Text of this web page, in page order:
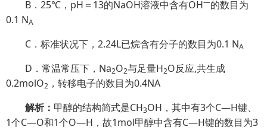
B．25℃，pH＝13的NaOH溶液中含有OH—的数目为
0.1 NA
C．标准状况下，2.24L已烷含有分子的数目为0.1 NA
D．常温常压下，Na2O2与足量H2O反应,共生成
0.2molO2 ，转移电子的数目为0.4NA
解析： 甲醇的结构简式是CH3OH，其中有3个C—H键、
1个C—O和1个O—H，故1mol甲醇中含有C—H键的数目为3